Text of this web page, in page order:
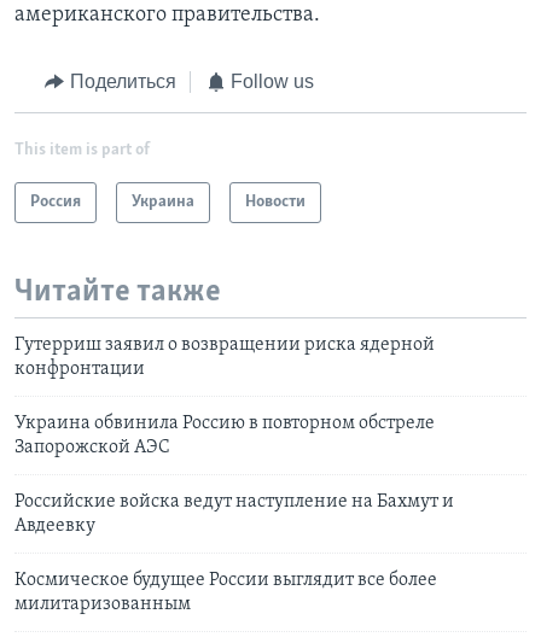
американского правительства.
Поделиться Follow us
This item is part of
Россия Украина Новости
Читайте также
Гутерриш заявил о возвращении риска ядерной
конфронтации
Украина обвинила Россию в повторном обстреле
Запорожской АЭС
Российские войска ведут наступление на Бахмут и
Авдеевку
Космическое будущее России выглядит все более
милитаризованным